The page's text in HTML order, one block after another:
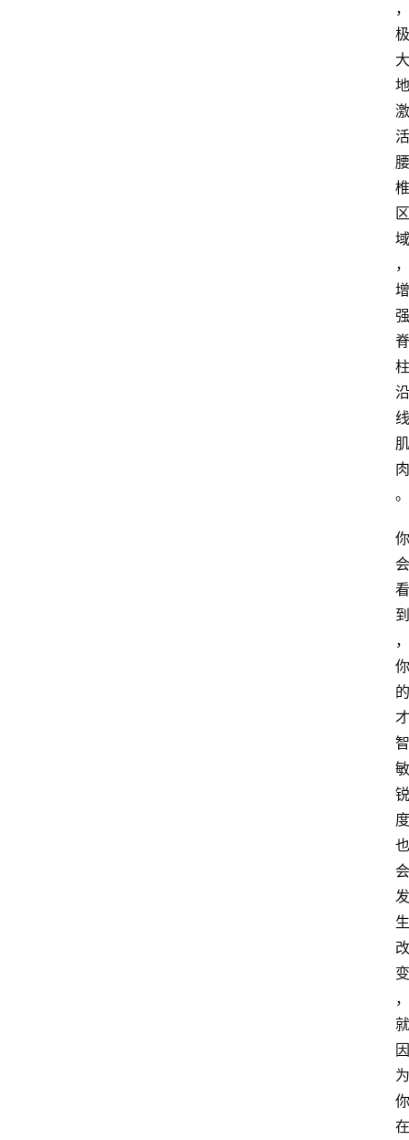
，
极
大
地
激
活
腰
椎
区
域
，
增
强
脊
柱
沿
线
肌
肉
。
你
会
看
到
，
你
的
才
智
敏
锐
度
也
会
发
生
改
变
，
就
因
为
你
在